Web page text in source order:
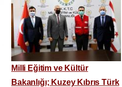
Milli Eğitim ve Kültür
Bakanlığı; Kuzey Kıbrıs Türk